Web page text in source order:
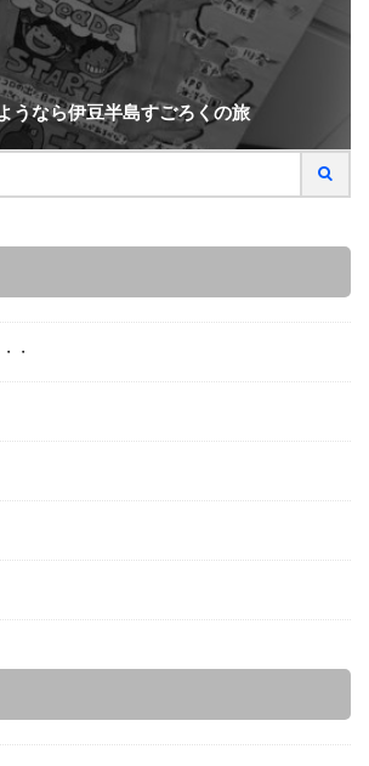
うなら伊豆半島すごろくの旅
・